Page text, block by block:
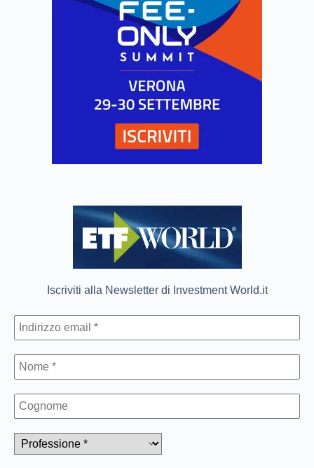
Iscriviti alla Newsletter di Investment World.it